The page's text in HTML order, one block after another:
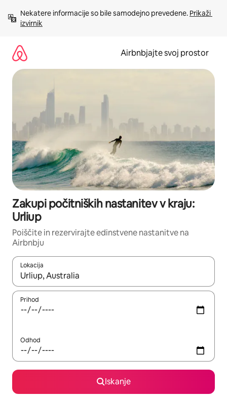
vsebino
Nekatere informacije so bile samodejno prevedene. Prikaži
izvirnik
Airbnbjajte svoj prostor
Zakupi počitniških nastanitev v kraju:
Urliup
Poiščite in rezervirajte edinstvene nastanitve na
Airbnbju
Lokacija
Ko so rezultati na voljo, krmarite s puščičnima tipkama gor in
Prihod
Odhod
Iskanje